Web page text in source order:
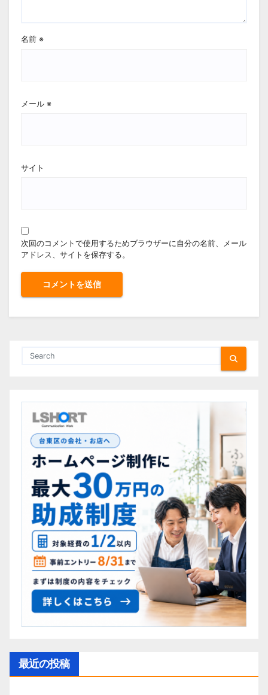
名前 ※
メール ※
サイト
次回のコメントで使用するためブラウザーに自分の名前、メール
アドレス、サイトを保存する。
最近の投稿